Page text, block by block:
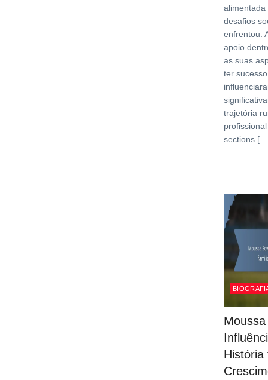
desafios
enfrentou.
apoio
as suas
ter
trajetória
sections
História